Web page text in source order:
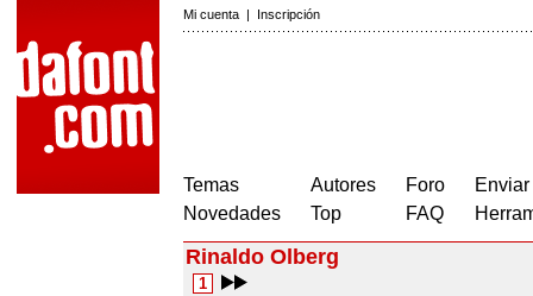
Mi cuenta | Inscripción
Temas
Novedades
Autores
Top
Foro
FAQ
Rinaldo Olberg
1